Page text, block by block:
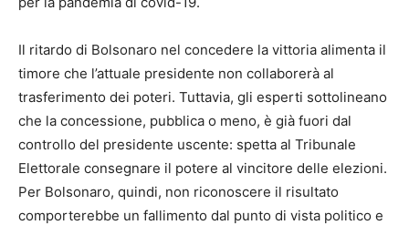
Il ritardo di Bolsonaro nel concedere la vittoria alimenta il
timore che l’attuale presidente non collaborerà al
trasferimento dei poteri. Tuttavia, gli esperti sottolineano
che la concessione, pubblica o meno, è già fuori dal
controllo del presidente uscente: spetta al Tribunale
Elettorale consegnare il potere al vincitore delle elezioni.
Per Bolsonaro, quindi, non riconoscere il risultato
comporterebbe un fallimento dal punto di vista politico e